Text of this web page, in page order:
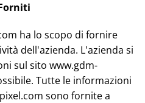
ha lo scopo di fornire
dell'azienda. L'azienda si
sul sito www.gdm-
Tutte le informazioni
sono fornite a